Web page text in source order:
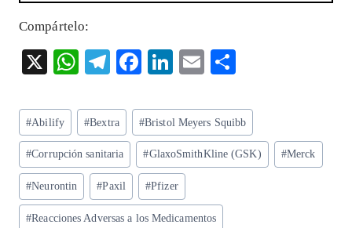
Compártelo:
X
W
ts
A
p
T
eg
ra
m
F
eb
o
o
k
Li
ke
dI
n
E
ai
l
re
Etiquetas
de
la
entrada:
#Abilify #Bextra #Bristol Meyers Squibb
#Corrupción sanitaria #GlaxoSmithKline (GSK) #Merck
#Neurontin #Paxil #Pfizer
#Reacciones Adversas a los Medicamentos